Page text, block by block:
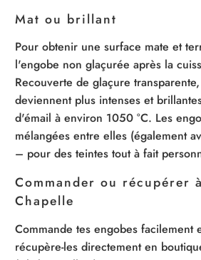
Mat ou brillant
Pour obtenir une surface mate et
l'engobe non glaçurée après la
Recouverte de glaçure
deviennent plus intenses et
d'émail à environ 1050 °C. Les
mélangées entre elles (également
– pour des teintes tout à fait
Commander ou récupérer
Chapelle
Commande tes engobes facilement
récupère-les directement en